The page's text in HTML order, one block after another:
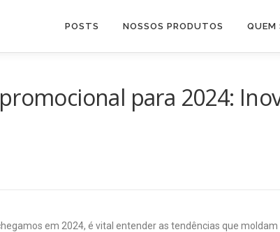
POSTS NOSSOS PRODUTOS QUEM
para 2024:
em 2024, é vital entender as tendências que